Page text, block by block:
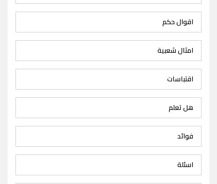
اقوال حكم
امثال شعبية
اقتباسات
هل تعلم
فوائد
اسئلة